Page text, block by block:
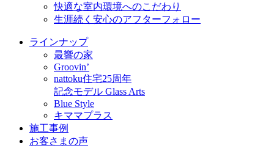
快適な室内環境へのこだわり
生涯続く安心のアフターフォロー
ラインナップ
最響の家
Groovin’
nattoku住宅25周年
記念モデル Glass Arts
Blue Style
キママプラス
施工事例
お客さまの声